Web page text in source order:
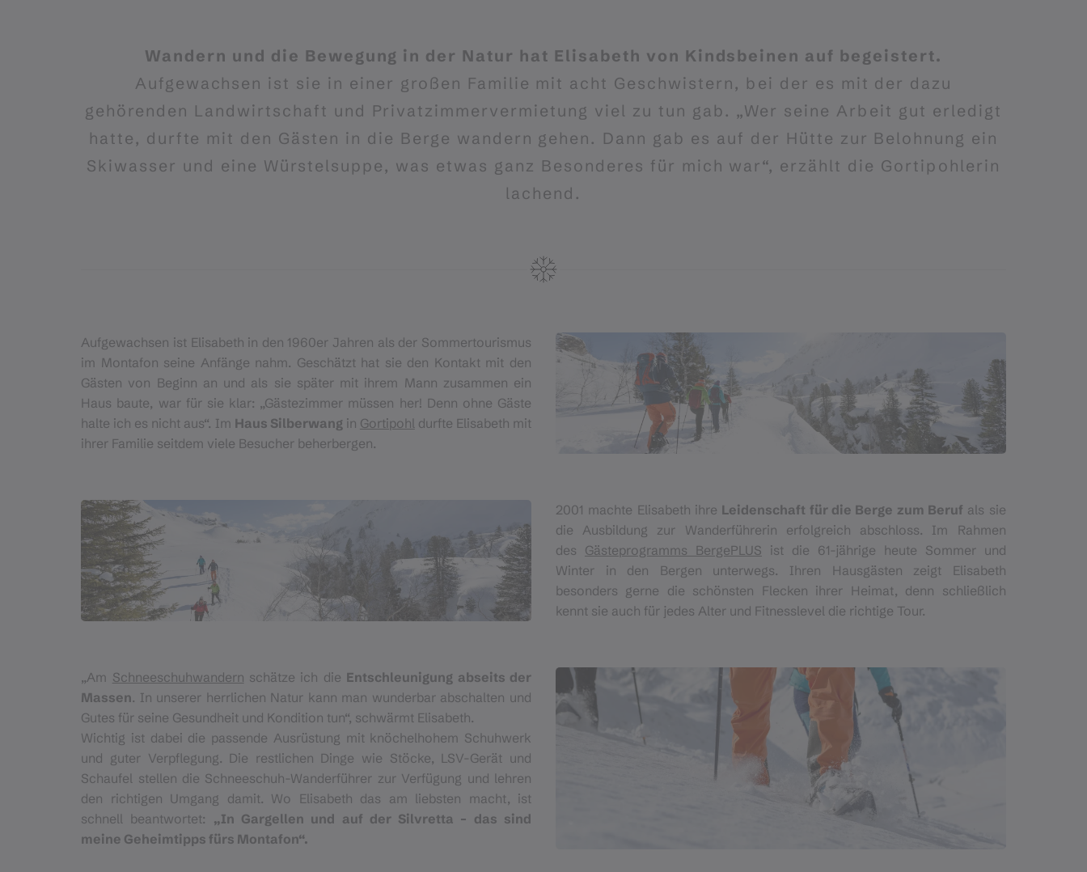
Wandern und die Bewegung in der Natur hat Elisabeth von Kindsbeinen auf begeistert.
Aufgewachsen ist sie in einer großen Familie mit acht Geschwistern, bei der es mit der dazu
gehörenden Landwirtschaft und Privatzimmervermietung viel zu tun gab. „Wer seine Arbeit gut erledigt
hatte, durfte mit den Gästen in die Berge wandern gehen. Dann gab es auf der Hütte zur Belohnung ein
Skiwasser und eine Würstelsuppe, was etwas ganz Besonderes für mich war“, erzählt die Gortipohlerin
lachend.
Aufgewachsen ist Elisabeth in den 1960er Jahren als der Sommertourismus
im Montafon seine Anfänge nahm. Geschätzt hat sie den Kontakt mit den
Gästen von Beginn an und als sie später mit ihrem Mann zusammen ein
Haus baute, war für sie klar: „Gästezimmer müssen her! Denn ohne Gäste
halte ich es nicht aus“. Im Haus Silberwang in Gortipohl durfte Elisabeth mit
ihrer Familie seitdem viele Besucher beherbergen.
2001 machte Elisabeth ihre Leidenschaft für die Berge zum Beruf als sie
die Ausbildung zur Wanderführerin erfolgreich abschloss. Im Rahmen
des Gästeprogramms BergePLUS ist die 61-jährige heute Sommer und
Winter in den Bergen unterwegs. Ihren Hausgästen zeigt Elisabeth
besonders gerne die schönsten Flecken ihrer Heimat, denn schließlich
kennt sie auch für jedes Alter und Fitnesslevel die richtige Tour.
„Am Schneeschuhwandern schätze ich die Entschleunigung abseits der
Massen. In unserer herrlichen Natur kann man wunderbar abschalten und
Gutes für seine Gesundheit und Kondition tun“, schwärmt Elisabeth.
Wichtig ist dabei die passende Ausrüstung mit knöchelhohem Schuhwerk
und guter Verpflegung. Die restlichen Dinge wie Stöcke, LSV-Gerät und
Schaufel stellen die Schneeschuh-Wanderführer zur Verfügung und lehren
den richtigen Umgang damit. Wo Elisabeth das am liebsten macht, ist
schnell beantwortet: „In Gargellen und auf der Silvretta – das sind
meine Geheimtipps fürs Montafon“.